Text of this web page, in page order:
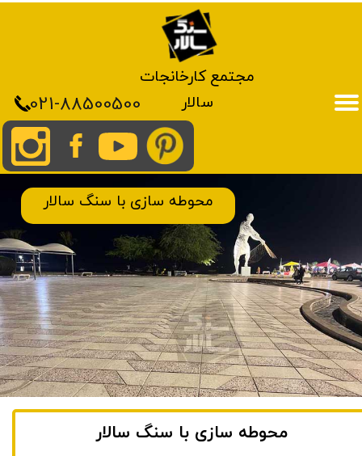
021-88500500
مجتمع کارخانجات
سالار
​محوطه سازی با سنگ سالار
محوطه سازی با سنگ سالار